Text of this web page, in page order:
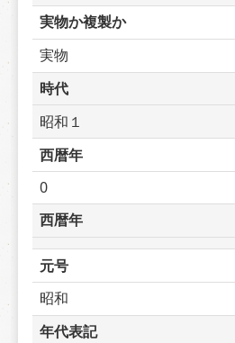
実物か複製か
実物
時代
昭和１
西暦年
0
西暦年
元号
昭和
年代表記